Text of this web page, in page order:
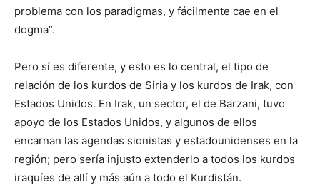
problema con los paradigmas, y fácilmente cae en el
dogma”.
Pero sí es diferente, y esto es lo central, el tipo de
relación de los kurdos de Siria y los kurdos de Irak, con
Estados Unidos. En Irak, un sector, el de Barzani, tuvo
apoyo de los Estados Unidos, y algunos de ellos
encarnan las agendas sionistas y estadounidenses en la
región; pero sería injusto extenderlo a todos los kurdos
iraquíes de allí y más aún a todo el Kurdistán.